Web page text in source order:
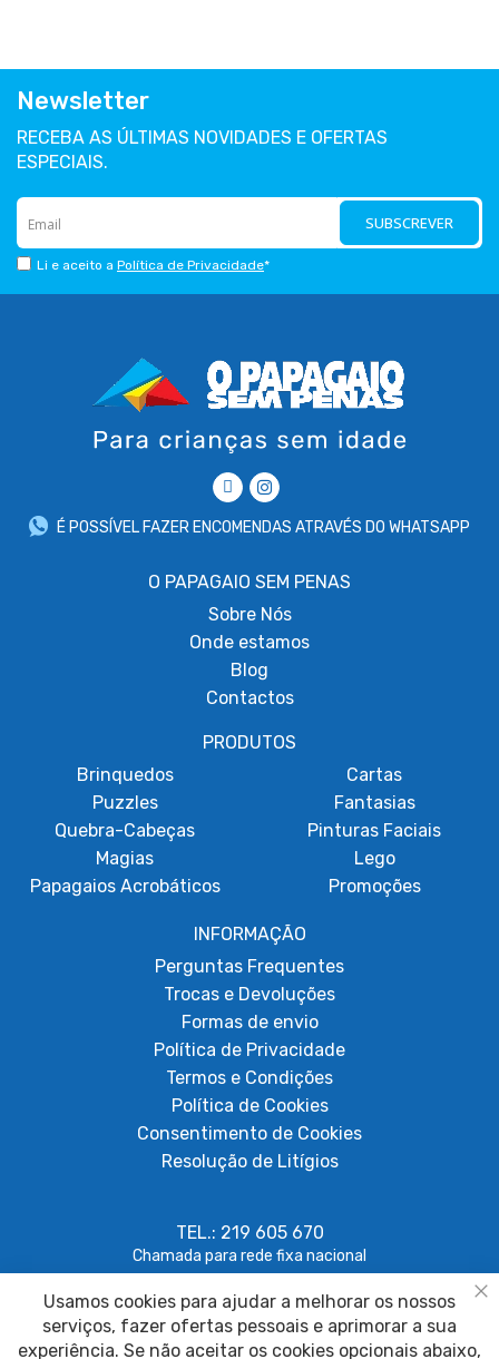
Newsletter
RECEBA AS ÚLTIMAS NOVIDADES E OFERTAS
ESPECIAIS.
SUBSCREVER
Li e aceito a Política de Privacidade*
É POSSÍVEL FAZER ENCOMENDAS ATRAVÉS DO WHATSAPP
O PAPAGAIO SEM PENAS
Sobre Nós
Onde estamos
Blog
Contactos
PRODUTOS
Brinquedos
Puzzles
Quebra-Cabeças
Magias
Papagaios Acrobáticos
Cartas
Fantasias
Pinturas Faciais
Lego
Promoções
INFORMAÇÃO
Perguntas Frequentes
Trocas e Devoluções
Formas de envio
Política de Privacidade
Termos e Condições
Política de Cookies
Consentimento de Cookies
Resolução de Litígios
TEL.: 219 605 670
Chamada para rede fixa nacional
geral@papagaiosempenas.com
Usamos cookies para ajudar a melhorar os nossos
serviços, fazer ofertas pessoais e aprimorar a sua
experiência. Se não aceitar os cookies opcionais abaixo,